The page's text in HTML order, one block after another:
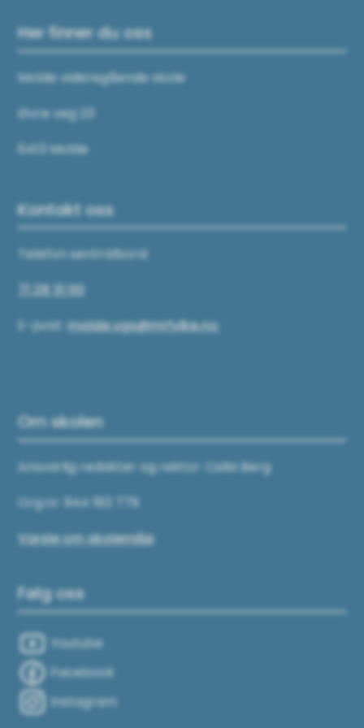
Her finner du oss
Molde videregående skole
Øvre veg 23
6413 Molde
Kontakt oss
Telefon sentralbord:
71 28 31 00
E-post:molde.vgs@mrfylke.no
Om skolen
Ansvarlig redaktør og rektor: Celia Berg
Org.nr: 944 183 779
Varsle om skolemiljø
Følg oss
Youtube
Facebook
Instagram